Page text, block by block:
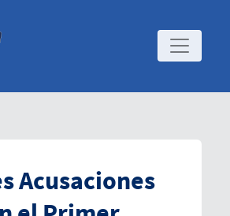
Acusaciones